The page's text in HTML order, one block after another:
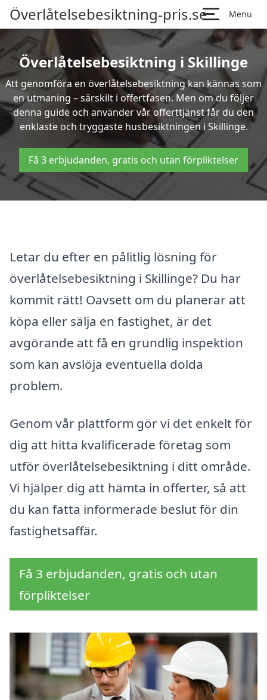
Överlåtelsebesiktning-pris.se Menu
Överlåtelsebesiktning i Skillinge
Att genomföra en överlåtelsebesiktning kan kännas som
en utmaning – särskilt i offertfasen. Men om du följer
denna guide och använder vår offerttjänst får du den
enklaste och tryggaste husbesiktningen i Skillinge.
Få 3 erbjudanden, gratis och utan förpliktelser
Letar du efter en pålitlig lösning för
överlåtelsebesiktning i Skillinge? Du har
kommit rätt! Oavsett om du planerar att
köpa eller sälja en fastighet, är det
avgörande att få en grundlig inspektion
som kan avslöja eventuella dolda
problem.
Genom vår plattform gör vi det enkelt för
dig att hitta kvalificerade företag som
utför överlåtelsebesiktning i ditt område.
Vi hjälper dig att hämta in offerter, så att
du kan fatta informerade beslut för din
fastighetsaffär.
Få 3 erbjudanden, gratis och utan
förpliktelser